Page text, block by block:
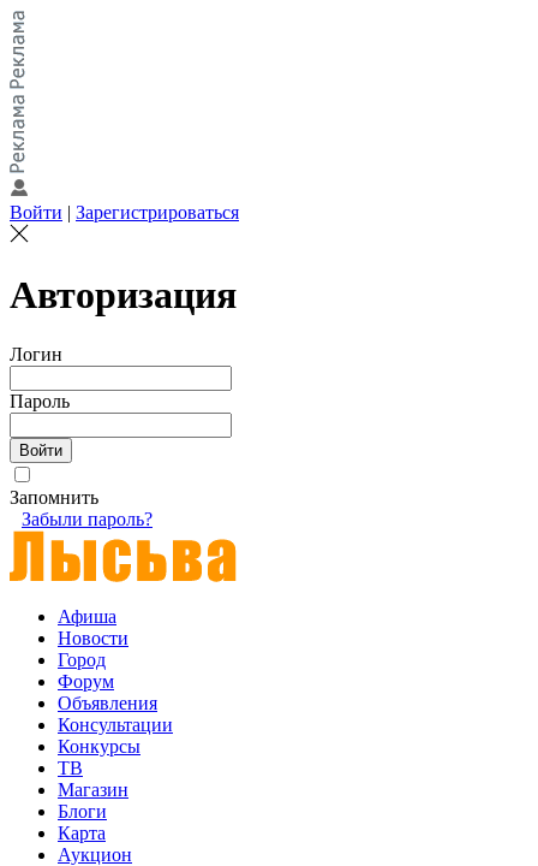
Войти | Зарегистрироваться
Авторизация
Логин
Пароль
Запомнить
Забыли пароль?
Афиша
Новости
Город
Форум
Объявления
Консультации
Конкурсы
ТВ
Магазин
Блоги
Карта
Аукцион